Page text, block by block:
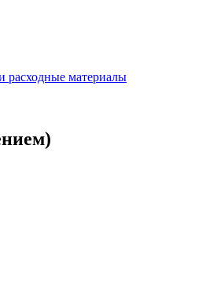
материалы